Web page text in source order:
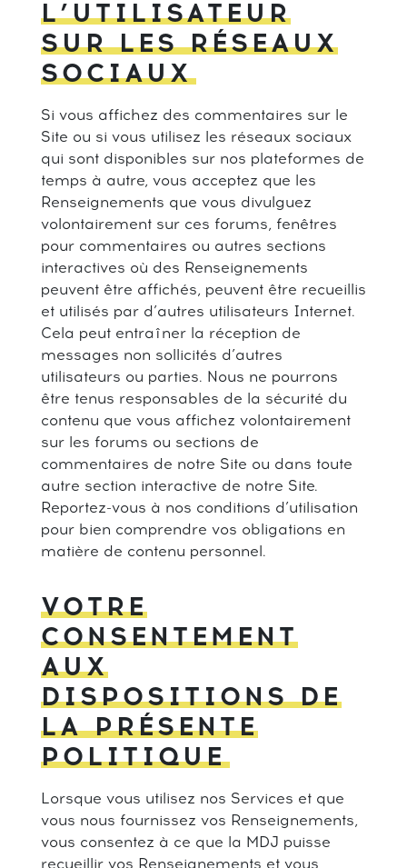
L’UTILISATEUR
SUR LES RÉSEAUX
SOCIAUX
Si vous affichez des commentaires sur le
Site ou si vous utilisez les réseaux sociaux
qui sont disponibles sur nos plateformes de
temps à autre, vous acceptez que les
Renseignements que vous divulguez
volontairement sur ces forums, fenêtres
pour commentaires ou autres sections
interactives où des Renseignements
peuvent être affichés, peuvent être recueillis
et utilisés par d’autres utilisateurs Internet.
Cela peut entraîner la réception de
messages non sollicités d’autres
utilisateurs ou parties. Nous ne pourrons
être tenus responsables de la sécurité du
contenu que vous affichez volontairement
sur les forums ou sections de
commentaires de notre Site ou dans toute
autre section interactive de notre Site.
Reportez-vous à nos conditions d’utilisation
pour bien comprendre vos obligations en
matière de contenu personnel.
VOTRE
CONSENTEMENT
AUX
DISPOSITIONS DE
LA PRÉSENTE
POLITIQUE
Lorsque vous utilisez nos Services et que
vous nous fournissez vos Renseignements,
vous consentez à ce que la MDJ puisse
recueillir vos Renseignements et vous